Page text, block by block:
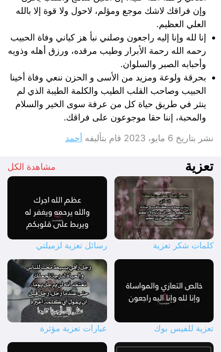
وإن فراقك لاشك موجع ومؤلم، لاحول ولا قوة إلا بالله
العلي العظيم.
إنا لله وإنا إليه راجعون وصلني نبأ هز كياني وفاة الحبيب
رحمه الله رحمة الأبرار وطيب مرقده، ورزق أهله وذويه
وأحبابه الصبر والسلوان.
بحرقة ولوعة ومزيد من الأسى و الحزن ننعي وفاة أخينا
الحبيب وصاحب القلب الطيب والكلمة الطيبة الذي لم
ينثر في طريق حياة كل من عرفة سوى الخير والسلام
والمحبة، إننا حقا موجوعون على فراقك.
نشر بتاريخ 6 مايو، 2023 قام بتأليفه أحمد
تعزية مشاهدة الكل
كلمات شكر تعزية رسائل تعزية لزميلتي
تعزية للفيس بوك عبارات تعزية مؤثرة